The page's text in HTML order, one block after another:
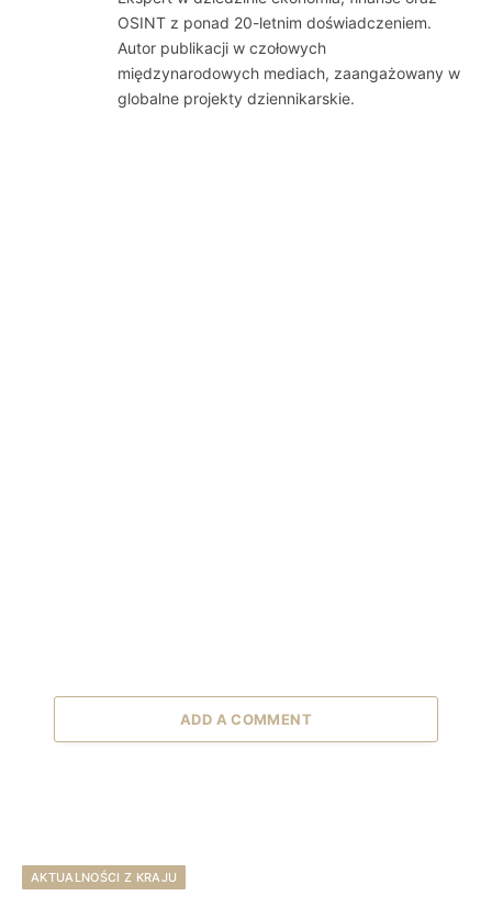
OSINT z ponad 20-letnim doświadczeniem.
Autor publikacji w czołowych
międzynarodowych mediach, zaangażowany w
globalne projekty dziennikarskie.
ADD A COMMENT
AKTUALNOŚCI Z KRAJU